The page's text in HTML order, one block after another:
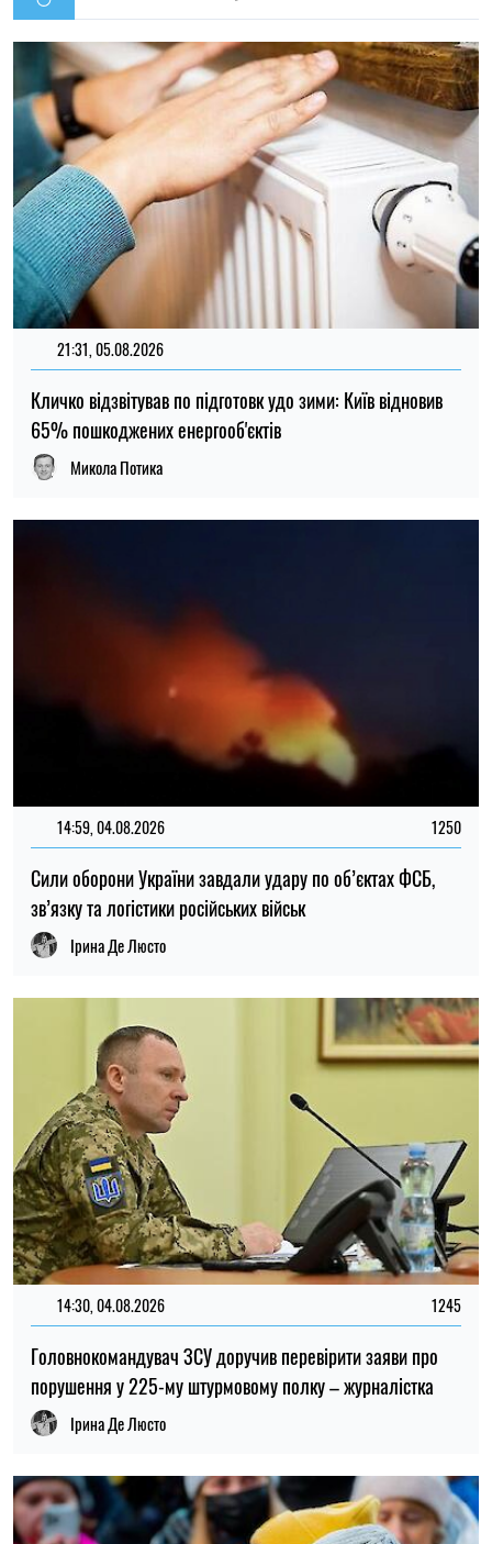
21:31, 05.08.2026
Кличко відзвітував по підготовк удо зими: Київ відновив
65% пошкоджених енергооб'єктів
Микола Потика
14:59, 04.08.2026 1250
Сили оборони України завдали удару по об’єктах ФСБ,
зв’язку та логістики російських військ
Ірина Де Люсто
14:30, 04.08.2026 1245
Головнокомандувач ЗСУ доручив перевірити заяви про
порушення у 225-му штурмовому полку – журналістка
Ірина Де Люсто